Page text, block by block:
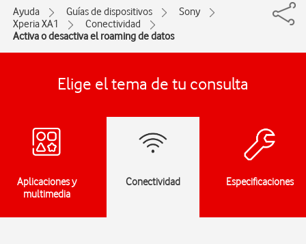
Ayuda Guías de dispositivos
Sony
Xperia XA1
Conectividad
Activa o desactiva el roaming de datos
Elige el tema de tu consulta
Aplicaciones y
multimedia
Conectividad Especificaciones